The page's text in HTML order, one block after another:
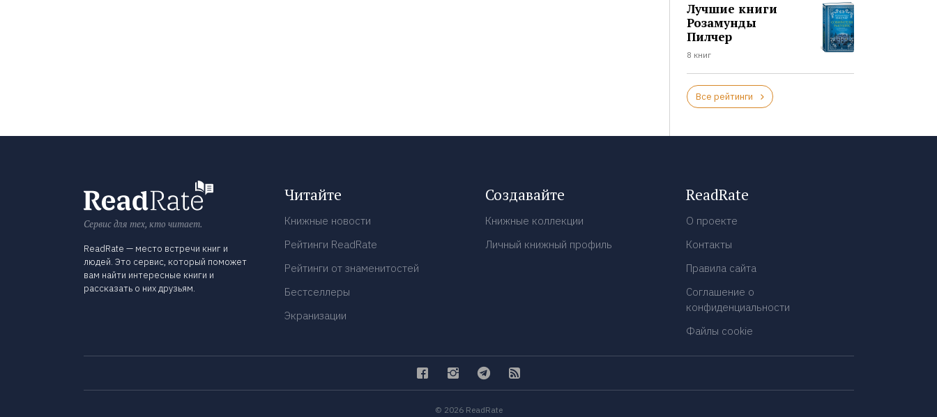
Лучшие книги
Розамунды
Пилчер
8 книг
Все рейтинги
Сервис для тех, кто читает.
ReadRate — место встречи книг и
людей. Это сервис, который поможет
вам найти интересные книги и
рассказать о них друзьям.
Читайте
Книжные новости
Рейтинги ReadRate
Рейтинги от знаменитостей
Бестселлеры
Экранизации
Создавайте
Книжные коллекции
Личный книжный профиль
ReadRate
О проекте
Контакты
Правила сайта
Соглашение о
конфиденциальности
Файлы cookie
© 2026 ReadRate